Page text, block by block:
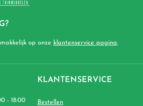
op onze klantenservice pagina.
- 18:00
KLANTENSERVICE
Bestellen